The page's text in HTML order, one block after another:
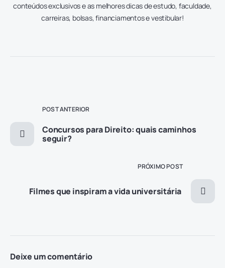
conteúdos exclusivos e as melhores dicas de estudo, faculdade,
carreiras, bolsas, financiamentos e vestibular!
POST ANTERIOR
Concursos para Direito: quais caminhos
seguir?
PRÓXIMO POST
Filmes que inspiram a vida universitária
Deixe um comentário